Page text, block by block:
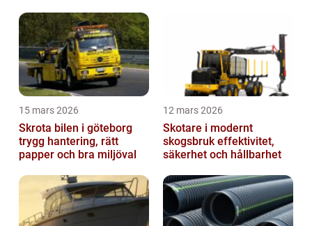
15 mars 2026
Skrota bilen i göteborg
trygg hantering, rätt
papper och bra miljöval
12 mars 2026
Skotare i modernt
skogsbruk effektivitet,
säkerhet och hållbarhet